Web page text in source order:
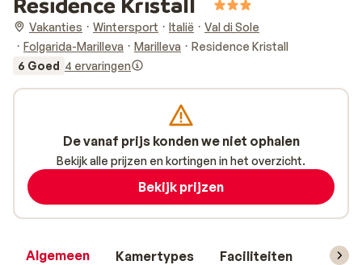
Vakanties Wintersport Italië
Val di Sole
Folgarida-Marilleva
Marilleva
Residence Kristall
6 Goed 4 ervaringen
Algemeen Kamertypes Faciliteiten
De vanaf prijs konden we niet ophalen
Bekijk alle prijzen en kortingen in het overzicht.
Bekijk prijzen